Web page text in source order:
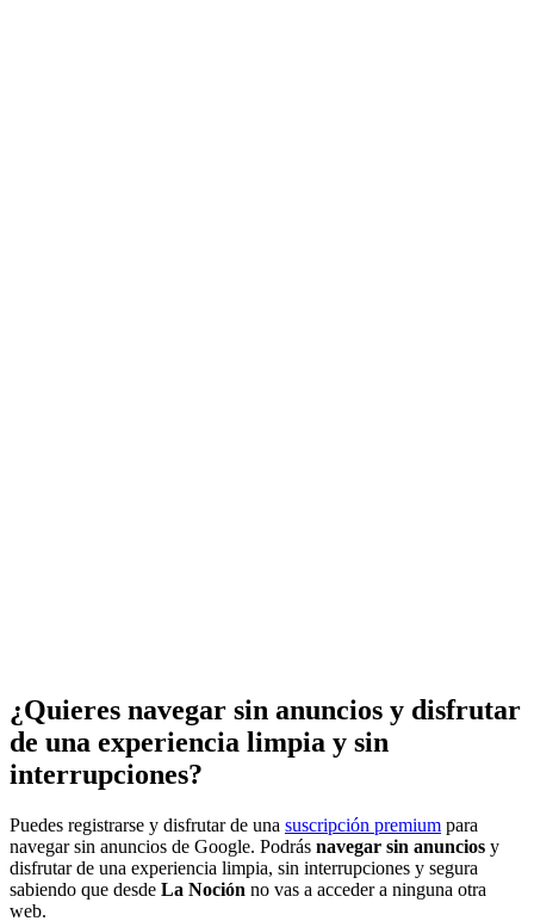
¿Quieres navegar sin anuncios y disfrutar
de una experiencia limpia y sin
interrupciones?
Puedes registrarse y disfrutar de una suscripción premium para
navegar sin anuncios de Google. Podrás navegar sin anuncios y
disfrutar de una experiencia limpia, sin interrupciones y segura
sabiendo que desde La Noción no vas a acceder a ninguna otra
web.